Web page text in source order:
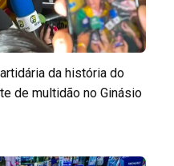
da história do
de multidão no Ginásio